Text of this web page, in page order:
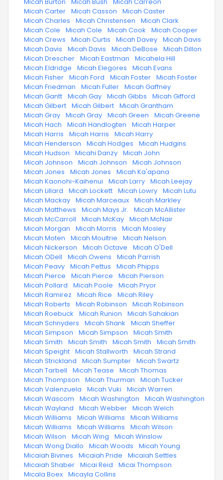
· Micah Carter · Micah Casson · Micah Caster
· Micah Charles · Micah Christensen · Micah Clark
· Micah Cole · Micah Cole · Micah Cook · Micah Cooper
· Micah Crews · Micah Curtis · Micah Davey · Micah Davis
· Micah Davis · Micah Davis · Micah DeBose · Micah Dillon
· Micah Drescher · Micah Eastman · Micahela Hill
· Micah Eldridge · Micah Elegores · Micah Evans
· Micah Fisher · Micah Ford · Micah Foster · Micah Foster
· Micah Friedman · Micah Fuller · Micah Gaffney
· Micah Gantt · Micah Gay · Micah Gibbs · Micah Gifford
· Micah Gilbert · Micah Gilbert · Micah Grantham
· Micah Gray · Micah Gray · Micah Green · Micah Greene
· Micah Hach · Micah Handlogten · Micah Harper
· Micah Harris · Micah Harris · Micah Harry
· Micah Henderson · Micah Hodges · Micah Hudgins
· Micah Hudson · Micahi Danzy · Micah John
· Micah Johnson · Micah Johnson · Micah Johnson
· Micah Jones · Micah Jones · Micah Ka'apana
· Micah Kaonohi-Kaihenui · Micah Larry · Micah Leejay
· Micah Lillard · Micah Lockett · Micah Lowry · Micah Lutu
· Micah Mackay · Micah Marceaux · Micah Markley
· Micah Matthews · Micah Mays Jr. · Micah McAllister
· Micah McCarroll · Micah McKay · Micah McNair
· Micah Morgan · Micah Morris · Micah Mosley
· Micah Moten · Micah Moultrie · Micah Nelson
· Micah Nickerson · Micah Octave · Micah O'Dell
· Micah ODell · Micah Owens · Micah Parrish
· Micah Peavy · Micah Pettus · Micah Phipps
· Micah Pierce · Micah Pierce · Micah Pierson
· Micah Pollard · Micah Poole · Micah Pryor
· Micah Ramirez · Micah Rice · Micah Riley
· Micah Roberts · Micah Robinson · Micah Robinson
· Micah Roebuck · Micah Runion · Micah Sahakian
· Micah Schnyders · Micah Shank · Micah Sheffer
· Micah Simpson · Micah Simpson · Micah Smith
· Micah Smith · Micah Smith · Micah Smith · Micah Smith
· Micah Speight · Micah Stallworth · Micah Strand
· Micah Strickland · Micah Sumpter · Micah Swartz
· Micah Tarbell · Micah Tease · Micah Thomas
· Micah Thompson · Micah Thurman · Micah Tucker
· Micah Valenzuela · Micah Vuki · Micah Warren
· Micah Wascom · Micah Washington · Micah Washington
· Micah Wayland · Micah Webber · Micah Welch
· Micah Williams · Micah Williams · Micah Williams
· Micah Williams · Micah Williams · Micah Wilson
· Micah Wilson · Micah Wing · Micah Winslow
· Micah Wong Diallo · Micah Woods · Micah Young
· Micaiah Bivines · Micaiah Pride · Micaiah Settles
· Micaiah Shaber · Micai Reid · Micai Thompson
· Micala Boex · Micayla Collins